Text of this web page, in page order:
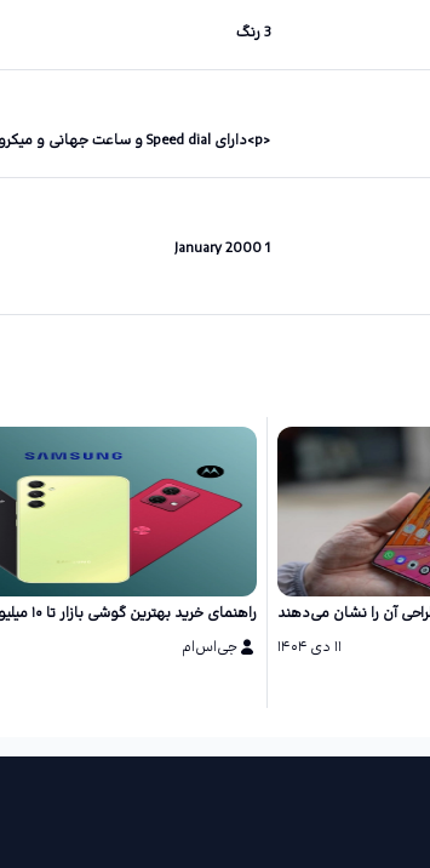
3 رنگ
<p>دارای Speed dial و ساعت جهانی و میکروفون داخلی</p>
1 January 2000
۱۱ دی ۱۴۰۴
راهنمای خرید بهترین گوشی بازار تا ۱۰ میلیون تومان
جی‌اس‌ام